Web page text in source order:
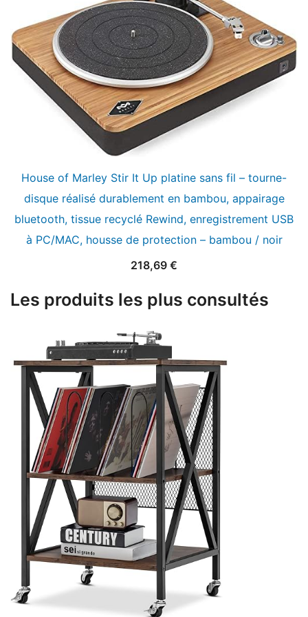
169,00 €.139,00 €.
House of Marley Stir It Up platine sans fil – tourne-
disque réalisé durablement en bambou, appairage
bluetooth, tissue recyclé Rewind, enregistrement USB
à PC/MAC, housse de protection – bambou / noir
218,69 €
Les produits les plus consultés